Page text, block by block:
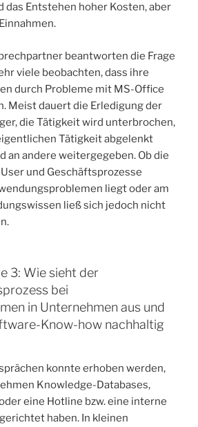
das Entstehen hoher Kosten, aber
beantworten die Frage
viele beobachten, dass ihre
durch Probleme mit MS-Office
Meist dauert die Erledigung der
die Tätigkeit wird unterbrochen,
Tätigkeit abgelenkt
an andere weitergegeben. Ob die
und Geschäftsprozesse
liegt oder am
ließ sich jedoch nicht
3: Wie sieht der
bei
in Unternehmen aus und
Know-how nachhaltig
konnte erhoben werden,
Knowledge-Databases,
eine Hotline bzw. eine interne
haben. In kleinen